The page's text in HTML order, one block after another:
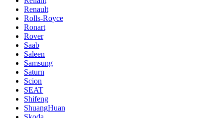
Renault
Rolls-Royce
Ronart
Rover
Saab
Saleen
Samsung
Saturn
Scion
SEAT
Shifeng
ShuangHuan